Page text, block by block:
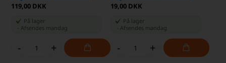
119,00 DKK
På lager
-Afsendes mandag
- +
19,00 DKK
På lager
Afsendes mandag
- +